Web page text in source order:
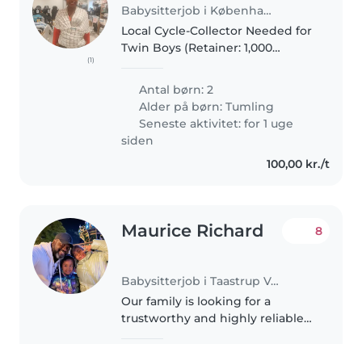
(1)
Babysitterjob i København
Local Cycle-Collector Needed for
Twin Boys (Retainer: 1,000
twin boys from kindergarten
Monday–Friday afternoons. The
Route:..
Antal børn: 2
Alder på børn:Tumling
Seneste aktivitet: for 1 uge
siden
100,00 kr./t
Maurice Richard
Babysitterjob i Taastrup Valby
8
Our family is looking for a
trustworthy and highly reliable